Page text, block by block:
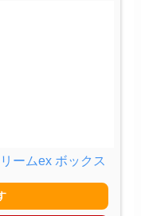
ームex ボックス